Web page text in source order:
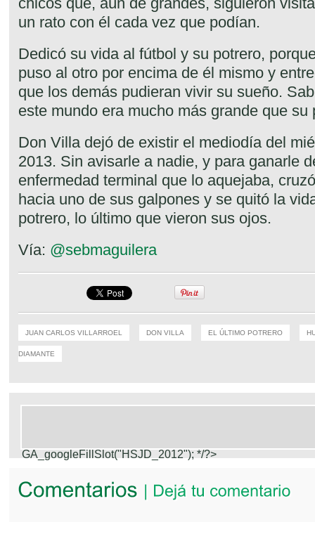
un rato con él cada vez que podían.
Dedicó su vida al fútbol y su potrero,
puso al otro por encima de él mismo y
que los demás pudieran vivir su sueño.
este mundo era mucho más grande que su
Don Villa dejó de existir el mediodía del
2013. Sin avisarle a nadie, y para ganarle
enfermedad terminal que lo aquejaba,
hacia uno de sus galpones y se quitó la
potrero, lo último que vieron sus ojos.
Vía: @sebmaguilera
JUAN CARLOS VILLARROEL DON VILLA EL ÚLTIMO POTRERO
DIAMANTE
GA_googleFillSlot("HSJD_2012"); */?>